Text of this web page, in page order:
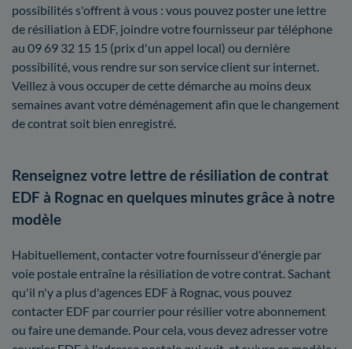
possibilités s'offrent à vous : vous pouvez poster une lettre
de résiliation à EDF, joindre votre fournisseur par téléphone
au 09 69 32 15 15 (prix d'un appel local) ou dernière
possibilité, vous rendre sur son service client sur internet.
Veillez à vous occuper de cette démarche au moins deux
semaines avant votre déménagement afin que le changement
de contrat soit bien enregistré.
Renseignez votre lettre de résiliation de contrat
EDF à Rognac en quelques minutes grâce à notre
modèle
Habituellement, contacter votre fournisseur d'énergie par
voie postale entraîne la résiliation de votre contrat. Sachant
qu'il n'y a plus d'agences EDF à Rognac, vous pouvez
contacter EDF par courrier pour résilier votre abonnement
ou faire une demande. Pour cela, vous devez adresser votre